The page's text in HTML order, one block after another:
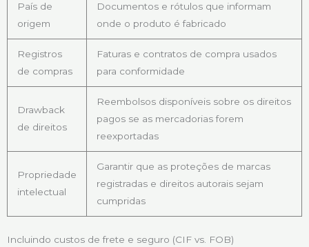
País de
origem
Documentos e rótulos que informam
onde o produto é fabricado
Registros
de compras
Faturas e contratos de compra usados
para conformidade
Drawback
de direitos
Reembolsos disponíveis sobre os direitos
pagos se as mercadorias forem
reexportadas
Propriedade
intelectual
Garantir que as proteções de marcas
registradas e direitos autorais sejam
cumpridas
Incluindo custos de frete e seguro (CIF vs. FOB)